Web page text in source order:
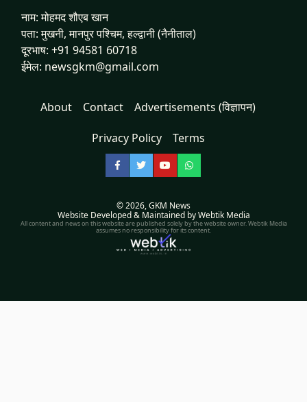
नाम: मोहमद शौएब खान
पता: मुखनी, मानपुर पश्चिम, हल्द्वानी (नैनीताल)
दूरभाष: +91 94581 60718
ईमेल: newsgkm@gmail.com
About Contact Advertisements (विज्ञापन)
Privacy Policy Terms
Facebook
TwitterYouTubeWhatsApp
© 2026,GKM News
Website Developed & Maintained by Webtik Media
All content and news on this website are published solely by the website owner. Webtik Media
assumes no responsibility for its content.